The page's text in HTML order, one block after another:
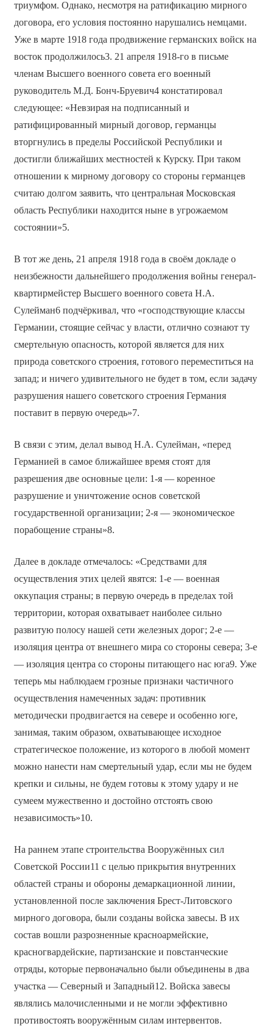
триумфом. Однако, несмотря на ратификацию мирного
договора, его условия постоянно нарушались немцами.
Уже в марте 1918 года продвижение германских войск на
восток продолжилось3. 21 апреля 1918-го в письме
членам Высшего военного совета его военный
руководитель М.Д. Бонч-Бруевич4 констатировал
следующее: «Невзирая на подписанный и
ратифицированный мирный договор, германцы
вторгнулись в пределы Российской Республики и
достигли ближайших местностей к Курску. При таком
отношении к мирному договору со стороны германцев
считаю долгом заявить, что центральная Московская
область Республики находится ныне в угрожаемом
состоянии»5.
В тот же день, 21 апреля 1918 года в своём докладе о
неизбежности дальнейшего продолжения войны генерал-
квартирмейстер Высшего военного совета Н.А.
Сулейман6 подчёркивал, что «господствующие классы
Германии, стоящие сейчас у власти, отлично сознают ту
смертельную опасность, которой является для них
природа советского строения, готового переместиться на
запад; и ничего удивительного не будет в том, если задачу
разрушения нашего советского строения Германия
поставит в первую очередь»7.
В связи с этим, делал вывод Н.А. Сулейман, «перед
Германией в самое ближайшее время стоят для
разрешения две основные цели: 1-я — коренное
разрушение и уничтожение основ советской
государственной организации; 2-я — экономическое
порабощение страны»8.
Далее в докладе отмечалось: «Средствами для
осуществления этих целей явятся: 1-е — военная
оккупация страны; в первую очередь в пределах той
территории, которая охватывает наиболее сильно
развитую полосу нашей сети железных дорог; 2-е —
изоляция центра от внешнего мира со стороны севера; 3-е
— изоляция центра со стороны питающего нас юга9. Уже
теперь мы наблюдаем грозные признаки частичного
осуществления намеченных задач: противник
методически продвигается на севере и особенно юге,
занимая, таким образом, охватывающее исходное
стратегическое положение, из которого в любой момент
можно нанести нам смертельный удар, если мы не будем
крепки и сильны, не будем готовы к этому удару и не
сумеем мужественно и достойно отстоять свою
независимость»10.
На раннем этапе строительства Вооружённых сил
Советской России11 с целью прикрытия внутренних
областей страны и обороны демаркационной линии,
установленной после заключения Брест-Литовского
мирного договора, были созданы войска завесы. В их
состав вошли разрозненные красноармейские,
красногвардейские, партизанские и повстанческие
отряды, которые первоначально были объединены в два
участка — Северный и Западный12. Войска завесы
являлись малочисленными и не могли эффективно
противостоять вооружённым силам интервентов.